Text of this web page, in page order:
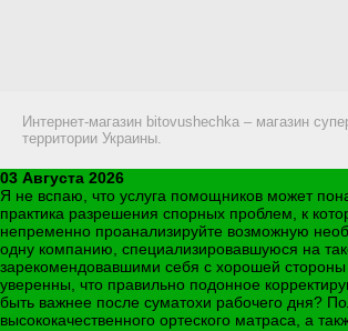
Интернет-магазин bitovushechka – магазин
территории Украины.
03 Августа 2026
Я не вспаю, что услуга помощников может
практика разрешения спорных проблем, к
непременно проанализируйте возможную
одну компанию, специализировавшуюся на
зарекомендовавшими себя с хорошей
уверенны, что правильно подонное
быть важнее после суматохи рабочего дня?
высококачественного ортеского матраса, а